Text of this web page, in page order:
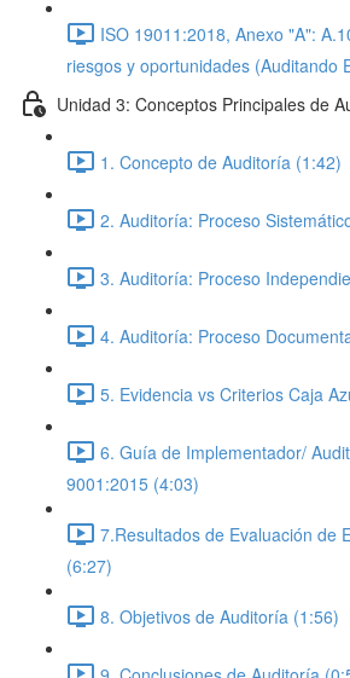
ISO 19011:2018, Anexo "A":
riesgos y oportunidades (Auditando
Unidad 3: Conceptos Principales de
1. Concepto de Auditoría (1:42)
2. Auditoría: Proceso
3. Auditoría: Proceso
4. Auditoría: Proceso
5. Evidencia vs Criterios Caja
6. Guía de Implementador/
9001:2015 (4:03)
7.Resultados de Evaluación de
(6:27)
8. Objetivos de Auditoría (1:56)